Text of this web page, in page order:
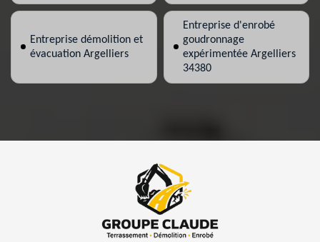
Entreprise démolition et
évacuation Argelliers
Entreprise d'enrobé
goudronnage
expérimentée Argelliers
34380